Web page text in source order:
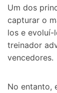
Um dos
capturar o
los e evoluí-
treinador
vencedores.
No entanto,